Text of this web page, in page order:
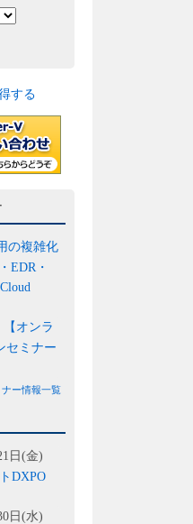
する
の複雑化
EDR・
【オンラ
セミナー
ナー情報一覧
日(金)
DXPO
日(水)